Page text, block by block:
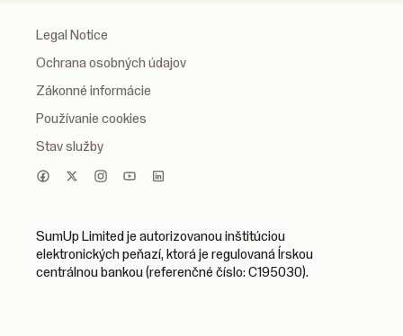
Legal Notice
Ochrana osobných údajov
Zákonné informácie
Používanie cookies
Stav služby
SumUp Limited je autorizovanou inštitúciou
elektronických peňazí, ktorá je regulovaná Írskou
centrálnou bankou (referenčné číslo: C195030).